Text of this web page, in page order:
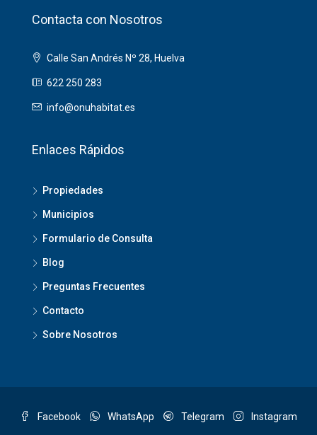
Contacta con Nosotros
Calle San Andrés Nº 28, Huelva
622 250 283
info@onuhabitat.es
Enlaces Rápidos
Propiedades
Municipios
Formulario de Consulta
Blog
Preguntas Frecuentes
Contacto
Sobre Nosotros
Facebook WhatsApp Telegram Instagram